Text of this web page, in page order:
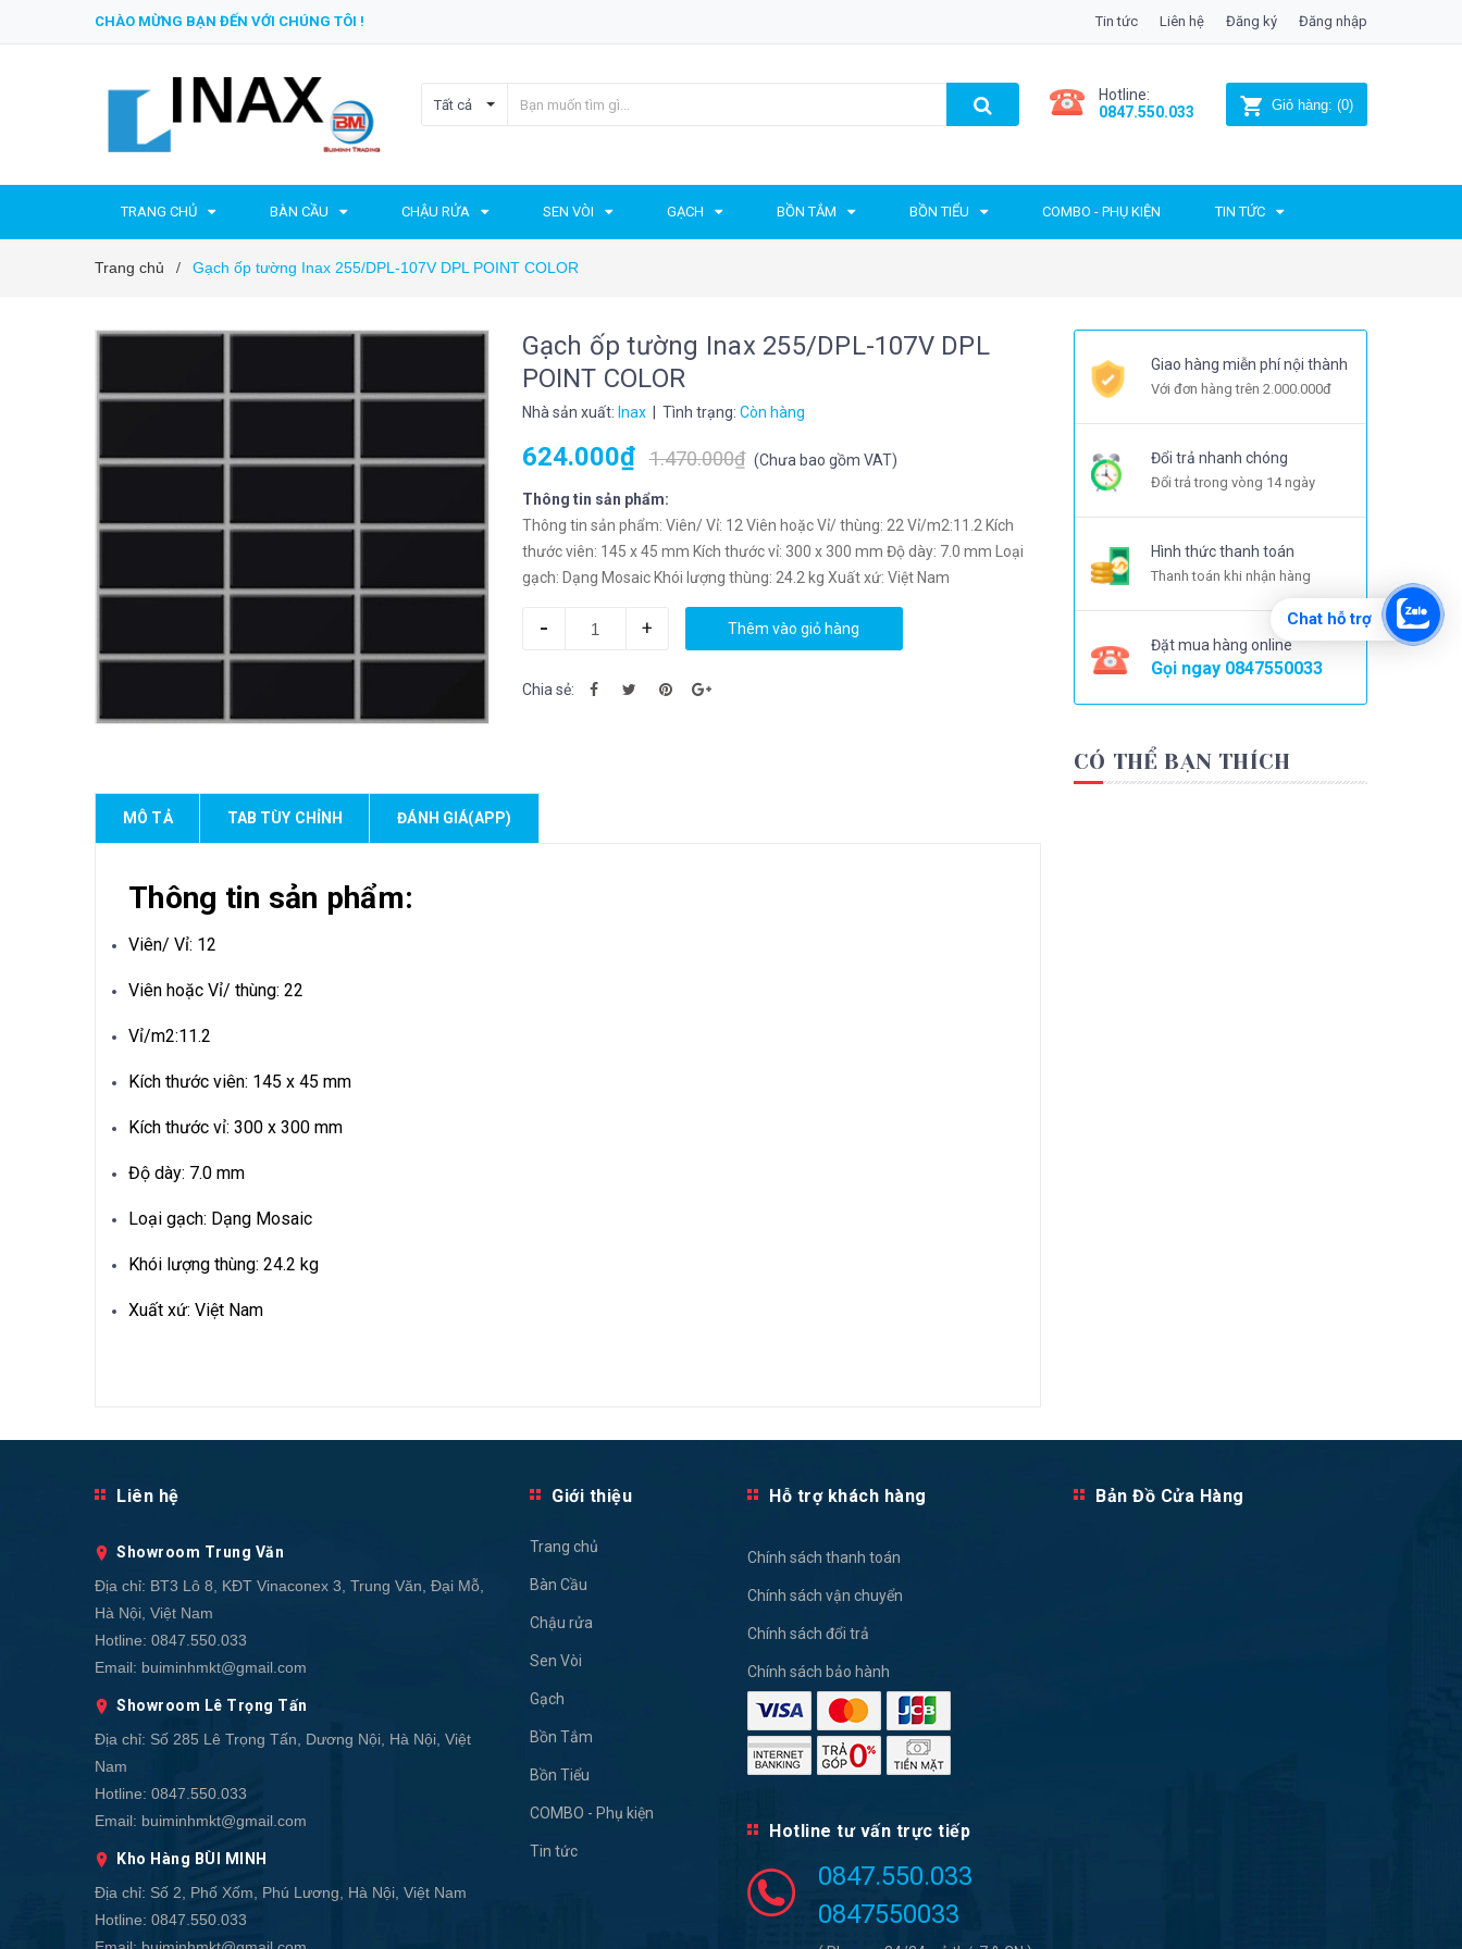
CHÀO MỪNG BẠN ĐẾN VỚI CHÚNG TÔI ! Tin tức Liên hệ Đăng ký Đăng nhập
Tất cả
Hotline:
0847.550.033
Giỏ hàng: (0)
TRANG CHỦ BÀN CẦU CHẬU RỬA SEN VÒI GẠCH BỒN TẮM BỒN TIỂU COMBO - PHỤ KIỆN TIN TỨC
Trang chủ / Gạch ốp tường Inax 255/DPL-107V DPL POINT COLOR
Gạch ốp tường Inax 255/DPL-107V DPL
POINT COLOR
Nhà sản xuất: Inax | Tình trạng: Còn hàng
624.000₫ 1.470.000₫ (Chưa bao gồm VAT)
Thông tin sản phẩm:
Thông tin sản phẩm: Viên/ Vỉ: 12 Viên hoặc Vỉ/ thùng: 22 Vỉ/m2:11.2 Kích
thước viên: 145 x 45 mm Kích thước vỉ: 300 x 300 mm Độ dày: 7.0 mm Loại
gạch: Dạng Mosaic Khói lượng thùng: 24.2 kg Xuất xứ: Việt Nam
- + Thêm vào giỏ hàng
Chia sẻ:
MÔ TẢ TAB TÙY CHỈNH ĐÁNH GIÁ(APP)
Thông tin sản phẩm:
Viên/ Vỉ: 12
Viên hoặc Vỉ/ thùng: 22
Vỉ/m2:11.2
Kích thước viên: 145 x 45 mm
Kích thước vỉ: 300 x 300 mm
Độ dày: 7.0 mm
Loại gạch: Dạng Mosaic
Khói lượng thùng: 24.2 kg
Xuất xứ: Việt Nam
Giao hàng miễn phí nội thành
Với đơn hàng trên 2.000.000đ
Đổi trả nhanh chóng
Đổi trả trong vòng 14 ngày
Hình thức thanh toán
Thanh toán khi nhận hàng
Đặt mua hàng online
Gọi ngay 0847550033
CÓ THỂ BẠN THÍCH
Liên hệ
Showroom Trung Văn
Địa chỉ: BT3 Lô 8, KĐT Vinaconex 3, Trung Văn, Đại Mỗ,
Hà Nội, Việt Nam
Hotline: 0847.550.033
Email: buiminhmkt@gmail.com
Showroom Lê Trọng Tấn
Địa chỉ: Số 285 Lê Trọng Tấn, Dương Nội, Hà Nội, Việt
Nam
Hotline: 0847.550.033
Email: buiminhmkt@gmail.com
Kho Hàng BÙI MINH
Địa chỉ: Số 2, Phố Xốm, Phú Lương, Hà Nội, Việt Nam
Hotline: 0847.550.033
Giới thiệu
Trang chủ
Bàn Cầu
Chậu rửa
Sen Vòi
Gạch
Bồn Tắm
Bồn Tiểu
COMBO - Phụ kiện
Tin tức
Hỗ trợ khách hàng
Chính sách thanh toán
Chính sách vận chuyển
Chính sách đổi trả
Chính sách bảo hành
Hotline tư vấn trực tiếp
0847.550.033
0847550033
Bản Đồ Cửa Hàng
Chat hỗ trợ